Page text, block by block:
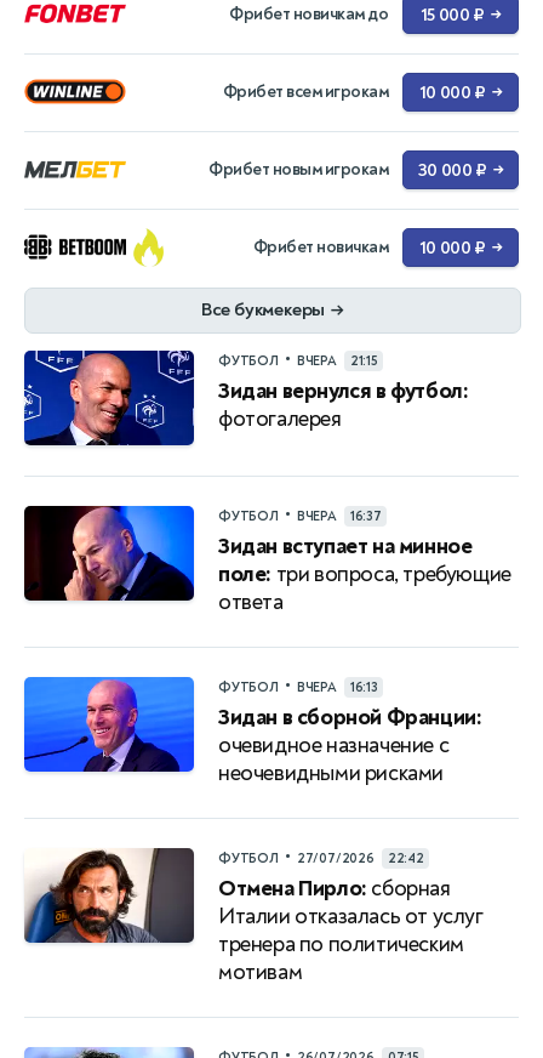
Фрибет новичкам до 15 000 ₽ →
Фрибет всем игрокам 10 000 ₽ →
Фрибет новым игрокам 30 000 ₽ →
Фрибет новичкам 10 000 ₽ →
Все букмекеры →
ФУТБОЛ • ВЧЕРА 21:15
Зидан вернулся в футбол:
фотогалерея
ФУТБОЛ • ВЧЕРА 16:37
Зидан вступает на минное
поле: три вопроса, требующие
ответа
ФУТБОЛ • ВЧЕРА 16:13
Зидан в сборной Франции:
очевидное назначение с
неочевидными рисками
ФУТБОЛ • 27/07/2026 22:42
Отмена Пирло: сборная
Италии отказалась от услуг
тренера по политическим
мотивам